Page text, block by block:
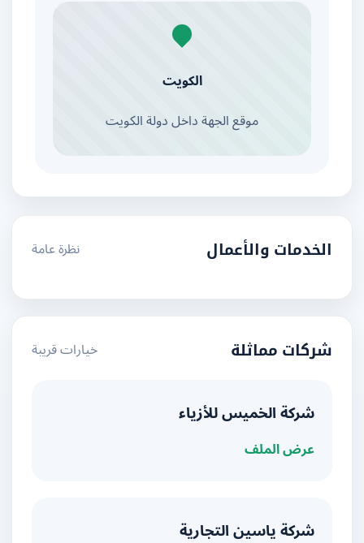
الكويت
موقع الجهة داخل دولة الكويت
الخدمات والأعمال نظرة عامة
شركات مماثلة خيارات قريبة
شركة الخميس للأزياء
عرض الملف
شركة ياسين التجارية